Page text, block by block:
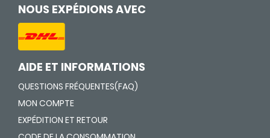
NOUS EXPÉDIONS AVEC
AIDE ET INFORMATIONS
QUESTIONS FRÉQUENTES(FAQ)
MON COMPTE
EXPÉDITION ET RETOUR